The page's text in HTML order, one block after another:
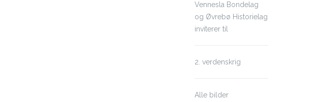
Vennesla Bondelag
og Øvrebø Historielag
inviterer til
2. verdenskrig
Alle bilder